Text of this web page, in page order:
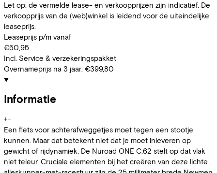
Let op: de vermelde lease- en verkoopprijzen zijn indicatief. De
verkoopprijs van de (web)winkel is leidend voor de uiteindelijke
leaseprijs.
Leaseprijs p/m vanaf
€50,95
Incl. Service & verzekeringspakket
Overnameprijs na 3 jaar: €399,80
Informatie
+−
Een fiets voor achterafweggetjes moet tegen een stootje
kunnen. Maar dat betekent niet dat je moet inleveren op
gewicht of rijdynamiek. De Nuroad ONE C:62 stelt op dat vlak
niet teleur. Cruciale elementen bij het creëren van deze lichte